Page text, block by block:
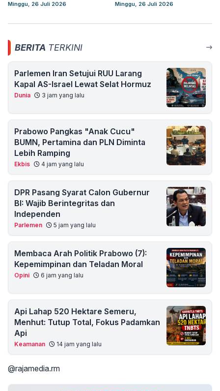
Minggu, 26 Juli 2026 Minggu, 26 Juli 2026
BERITA TERKINI
Parlemen Iran Setujui RUU Larang
Kapal AS-Israel Lewat Selat Hormuz
Dunia 3 jam yang lalu
Prabowo Pangkas "Anak Cucu"
BUMN, Pertamina dan PLN Diminta
Lebih Ramping
Ekbis 4 jam yang lalu
DPR Pasang Syarat Calon Gubernur
BI: Wajib Berintegritas dan
Independen
Parlemen 5 jam yang lalu
Membaca Arah Politik Prabowo (7):
Kepemimpinan dan Teladan Moral
Opini 6 jam yang lalu
Api Lahap 520 Hektare Semeru,
Menhut: Tutup Total, Fokus Padamkan
Api
Keamanan 14 jam yang lalu
@rajamedia.rm